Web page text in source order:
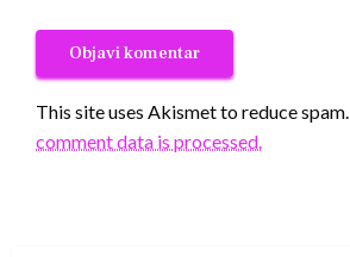
This site uses Akismet to reduce spam.
comment data is processed.